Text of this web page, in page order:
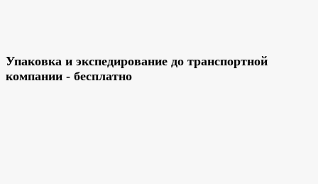
Упаковка и экспедирование до транспортной
компании - бесплатно